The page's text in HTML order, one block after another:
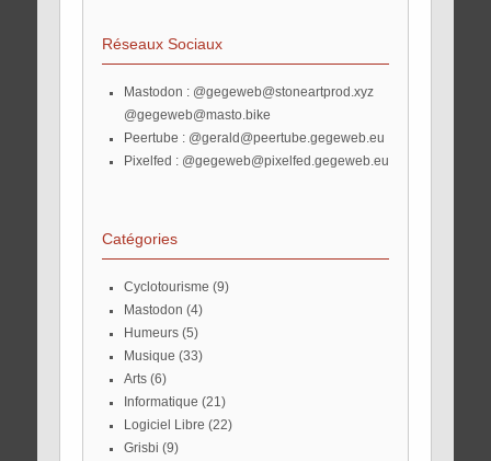
Réseaux Sociaux
Mastodon : @gegeweb@stoneartprod.xyz
@gegeweb@masto.bike
Peertube : @gerald@peertube.gegeweb.eu
Pixelfed : @gegeweb@pixelfed.gegeweb.eu
Catégories
Cyclotourisme (9)
Mastodon (4)
Humeurs(5)
Musique (33)
Arts(6)
Informatique (21)
Logiciel Libre (22)
Grisbi (9)